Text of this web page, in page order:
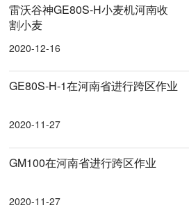
雷沃谷神GE80S-H小麦机河南收
割小麦
2020-12-16
GE80S-H-1在河南省进行跨区作业
2020-11-27
GM100在河南省进行跨区作业
2020-11-27